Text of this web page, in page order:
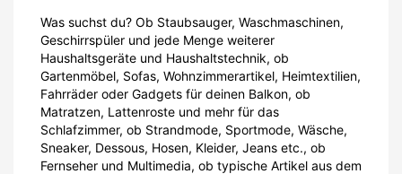
Was suchst du? Ob Staubsauger, Waschmaschinen,
Geschirrspüler und jede Menge weiterer
Haushaltsgeräte und Haushaltstechnik, ob
Gartenmöbel, Sofas, Wohnzimmerartikel, Heimtextilien,
Fahrräder oder Gadgets für deinen Balkon, ob
Matratzen, Lattenroste und mehr für das
Schlafzimmer, ob Strandmode, Sportmode, Wäsche,
Sneaker, Dessous, Hosen, Kleider, Jeans etc., ob
Fernseher und Multimedia, ob typische Artikel aus dem